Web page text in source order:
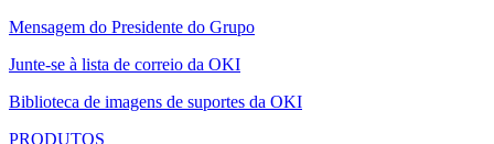
Mensagem do Presidente do Grupo
Junte-se à lista de correio da OKI
Biblioteca de imagens de suportes da OKI
PRODUTOS